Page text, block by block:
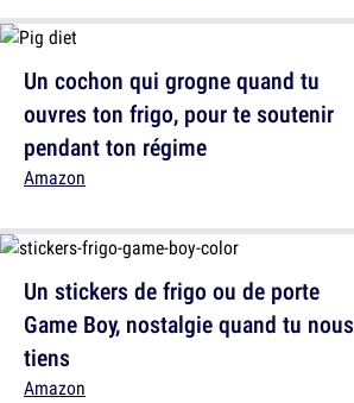
Un cochon qui grogne quand tu
ouvres ton frigo, pour te soutenir
pendant ton régime
Amazon
Un stickers de frigo ou de porte
Game Boy, nostalgie quand tu nous
tiens
Amazon